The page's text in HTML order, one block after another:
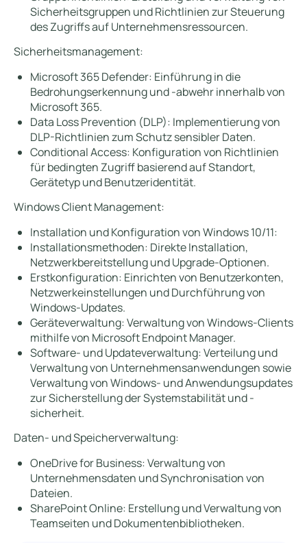
Sicherheitsgruppen und Richtlinien zur Steuerung
des Zugriffs auf Unternehmensressourcen.
Sicherheitsmanagement:
Microsoft 365 Defender: Einführung in die
Bedrohungserkennung und -abwehr innerhalb von
Microsoft 365.
Data Loss Prevention (DLP): Implementierung von
DLP-Richtlinien zum Schutz sensibler Daten.
Conditional Access: Konfiguration von Richtlinien
für bedingten Zugriff basierend auf Standort,
Gerätetyp und Benutzeridentität.
Windows Client Management:
Installation und Konfiguration von Windows 10/11:
Installationsmethoden: Direkte Installation,
Netzwerkbereitstellung und Upgrade-Optionen.
Erstkonfiguration: Einrichten von Benutzerkonten,
Netzwerkeinstellungen und Durchführung von
Windows-Updates.
Geräteverwaltung: Verwaltung von Windows-Clients
mithilfe von Microsoft Endpoint Manager.
Software- und Updateverwaltung: Verteilung und
Verwaltung von Unternehmensanwendungen sowie
Verwaltung von Windows- und Anwendungsupdates
zur Sicherstellung der Systemstabilität und -
sicherheit.
Daten- und Speicherverwaltung:
OneDrive for Business: Verwaltung von
Unternehmensdaten und Synchronisation von
Dateien.
SharePoint Online: Erstellung und Verwaltung von
Teamseiten und Dokumentenbibliotheken.